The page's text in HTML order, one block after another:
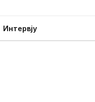
Интервју